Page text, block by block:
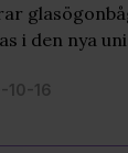
i den nya
10-16